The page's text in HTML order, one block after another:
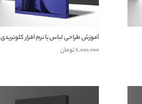
آموزش طراحی لباس با نرم افزار کلوتریدی
۶,۰۰۰,۰۰۰تومان